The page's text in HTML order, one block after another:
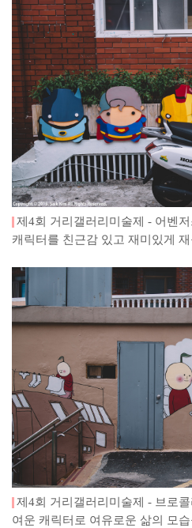
제4회 거리갤러리미술제 - 어벤
캐릭터를 친근감 있고 재미있게
제4회 거리갤러리미술제 - 브로
여운 캐릭터로 여유로운 삶의 모